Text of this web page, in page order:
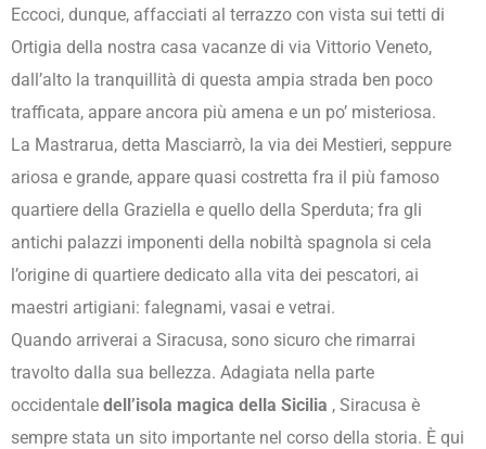
Eccoci, dunque, affacciati al terrazzo con vista sui tetti di
Ortigia della nostra casa vacanze di via Vittorio Veneto,
dall’alto la tranquillità di questa ampia strada ben poco
trafficata, appare ancora più amena e un po’ misteriosa.
La Mastrarua, detta Masciarrò, la via dei Mestieri, seppure
ariosa e grande, appare quasi costretta fra il più famoso
quartiere della Graziella e quello della Sperduta; fra gli
antichi palazzi imponenti della nobiltà spagnola si cela
l’origine di quartiere dedicato alla vita dei pescatori, ai
maestri artigiani: falegnami, vasai e vetrai.
Quando arriverai a Siracusa, sono sicuro che rimarrai
travolto dalla sua bellezza. Adagiata nella parte
occidentale dell’isola magica della Sicilia , Siracusa è
sempre stata un sito importante nel corso della storia. È qui